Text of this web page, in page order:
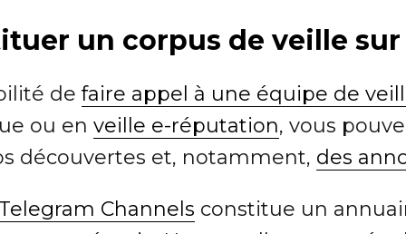
un corpus de veille sur
de faire appel à une équipe de
ou en veille e-réputation, vous
découvertes et, notamment, des
Channels constitue un